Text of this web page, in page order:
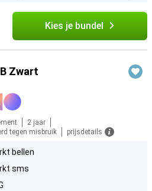
Kies je bundel
Zwart
2 jaar
tegen misbruik
prijsdetails
bellen
sms